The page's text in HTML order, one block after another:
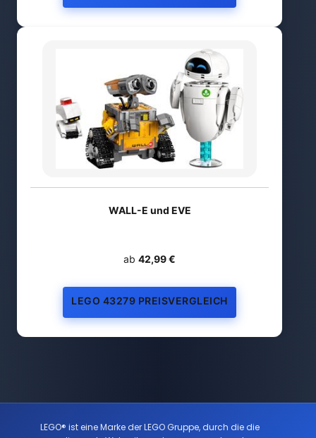
WALL-E und EVE
ab 42,99 €
LEGO 43279 PREISVERGLEICH
LEGO® ist eine Marke der LEGO Gruppe, durch die die